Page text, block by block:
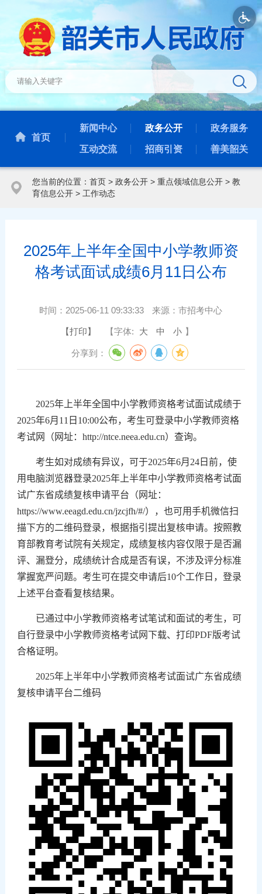
首页
新闻中心 政务公开 政务服务
互动交流 招商引资 善美韶关
您当前的位置： 首页> 政务公开> 重点领域信息公开> 教
育信息公开> 工作动态
2025年上半年全国中小学教师资
格考试面试成绩6月11日公布
时间： 2025-06-11 09:33:33 来源：市招考中心
【打印】 【字体: 大 中 小 】
分享到：
2025年上半年全国中小学教师资格考试面试成绩于
2025年6月 11 日 10:00公布，考生可登录中小学教师资格
考试网（网址： http://ntce.neea.edu.cn）查询。
考生如对成绩有异议，可于2025年6月 24日前，使
用电脑浏览器登录2025年上半年中小学教师资格考试面
试广东省成绩复核申请平台（网址：
https://www.eeagd.edu.cn/jzcjfh/#/），也可用手机微信扫
描下方的二维码登录，根据指引提出复核申请。按照教
育部教育考试院有关规定，成绩复核内容仅限于是否漏
评、漏登分，成绩统计合成是否有误，不涉及评分标准
掌握宽严问题。考生可在提交申请后10个工作日，登录
上述平台查看复核结果。
已通过中小学教师资格考试笔试和面试的考生，可
自行登录中小学教师资格考试网下载、打印PDF版考试
合格证明。
2025年上半年中小学教师资格考试面试广东省成绩
复核申请平台二维码